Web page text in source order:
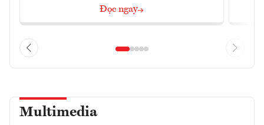
Đọc ngay
Multimedia